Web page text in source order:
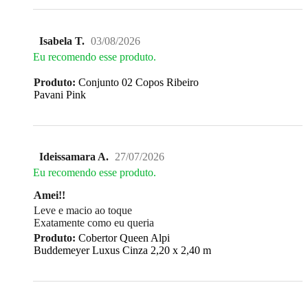
Isabela T. 03/08/2026
Eu recomendo esse produto.
Produto: Conjunto 02 Copos Ribeiro
Pavani Pink
Ideissamara A. 27/07/2026
Eu recomendo esse produto.
Amei!!
Leve e macio ao toque
Exatamente como eu queria
Produto: Cobertor Queen Alpi
Buddemeyer Luxus Cinza 2,20 x 2,40 m